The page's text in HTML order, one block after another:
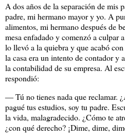
A dos años de la separación de mis
padre, mi hermano mayor y yo. A
alimentos, mi hermano después de
mesa enfadado y comenzó a culpar
lo llevó a la quiebra y que acabó
la casa era un intento de contador y
la contabilidad de su empresa. Al
respondió:
― Tú no tienes nada que reclamar.
pagué tus estudios, soy tu padre.
la vida, malagradecido. ¿Cómo te
¿con qué derecho? ¡Dime, dime,